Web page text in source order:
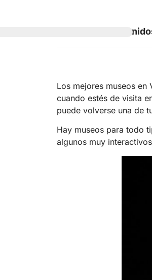
Tabla de
Los mejores museos
cuando estés de visita
puede volverse una de
Hay museos para todo
algunos muy